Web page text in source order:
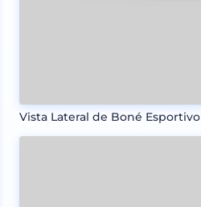
Vista Lateral de Boné Esportivo